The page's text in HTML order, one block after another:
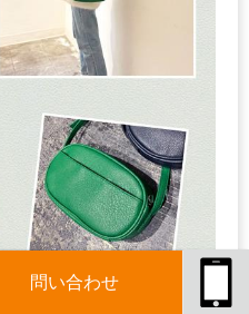
問い合わせ